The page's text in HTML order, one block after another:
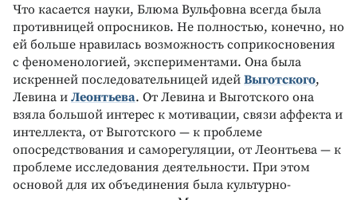
Что касается науки, Блюма Вульфовна всегда была
противницей опросников. Не полностью, конечно, но
ей больше нравилась возможность соприкосновения
с феноменологией, экспериментами. Она была
искренней последовательницей идей Выготского,
Левина и Леонтьева. От Левина и Выготского она
взяла большой интерес к мотивации, связи аффекта и
интеллекта, от Выготского — к проблеме
опосредствования и саморегуляции, от Леонтьева — к
проблеме исследования деятельности. При этом
основой для их объединения была культурно-